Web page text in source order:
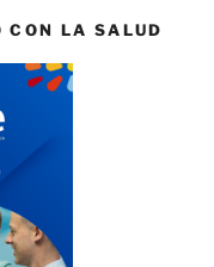
CON LA SALUD